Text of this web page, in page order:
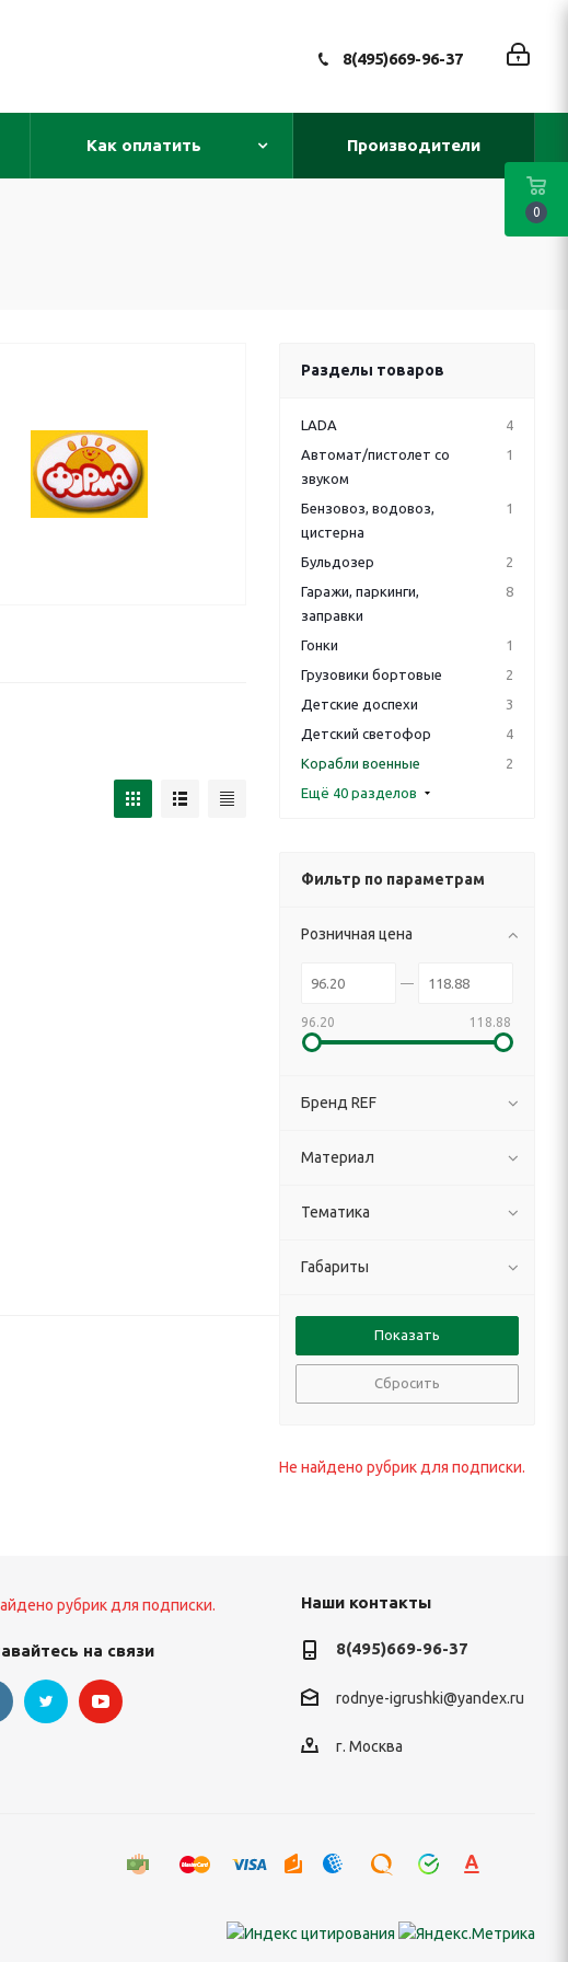
8(495)669-96-37
Как оплатить Производители
Разделы товаров
LADA
4
Автомат/пистолет со
звуком
1
Бензовоз, водовоз,
цистерна
1
Бульдозер
2
Гаражи, паркинги,
заправки
8
Гонки
1
Грузовики бортовые
2
Детские доспехи
3
Детский светофор
4
Корабли военные
2
Ещё 40 разделов
Фильтр по параметрам
Розничная цена
96.20 118.88
Бренд REF
Материал
Тематика
Габариты
Сбросить
Не найдено рубрик для подписки.
рубрик для подписки.
на связи
Наши контакты
8(495)669-96-37
rodnye-igrushki@yandex.ru
г. Москва
0